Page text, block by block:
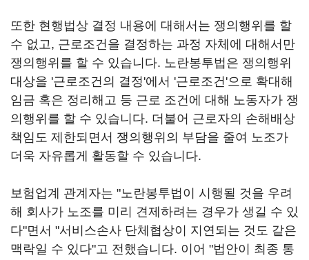
또한 현행법상 결정 내용에 대해서는 쟁의행위를 할
수 없고, 근로조건을 결정하는 과정 자체에 대해서만
쟁의행위를 할 수 있습니다. 노란봉투법은 쟁의행위
대상을 '근로조건의 결정'에서 '근로조건'으로 확대해
임금 혹은 정리해고 등 근로 조건에 대해 노동자가 쟁
의행위를 할 수 있습니다. 더불어 근로자의 손해배상
책임도 제한되면서 쟁의행위의 부담을 줄여 노조가
더욱 자유롭게 활동할 수 있습니다.
보험업계 관계자는 "노란봉투법이 시행될 것을 우려
해 회사가 노조를 미리 견제하려는 경우가 생길 수 있
다"면서 "서비스손사 단체협상이 지연되는 것도 같은
맥락일 수 있다"고 전했습니다. 이어 "법안이 최종 통